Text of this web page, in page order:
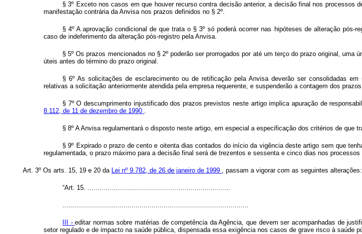
§ 3º Exceto nos casos em que houver recurso contra decisão anterior, a decisão final nos processos
manifestação contrária da Anvisa nos prazos definidos no § 2º.
§ 4º A aprovação condicional de que trata o § 3º só poderá ocorrer nas hipóteses de alteração
caso de indeferimento da alteração pós-registro pela Anvisa.
§ 5º Os prazos mencionados no § 2º poderão ser prorrogados por até um terço do prazo original,
úteis antes do término do prazo original.
§ 6º As solicitações de esclarecimento ou de retificação pela Anvisa deverão ser consolidadas
relativas a solicitação anteriormente atendida pela empresa requerente, e suspenderão a contagem dos
§ 7º O descumprimento injustificado dos prazos previstos neste artigo implica apuração de
8.112, de 11 de dezembro de 1990 .
§ 8º A Anvisa regulamentará o disposto neste artigo, em especial a especificação dos critérios de que
§ 9º Expirado o prazo de cento e oitenta dias contados do início da vigência deste artigo sem que
regulamentada, o prazo máximo para a decisão final será de trezentos e sessenta e cinco dias nos
Art. 3º Os arts. 15, 19 e 20 da Lei nº 9.782, de 26 de janeiro de 1999 , passam a vigorar com as seguintes alterações:
“Art. 15. ........................................................................
..............................................................................................
III -editar normas sobre matérias de competência da Agência, que devem ser acompanhadas de
setor regulado e de impacto na saúde pública, dispensada essa exigência nos casos de grave risco à saúde